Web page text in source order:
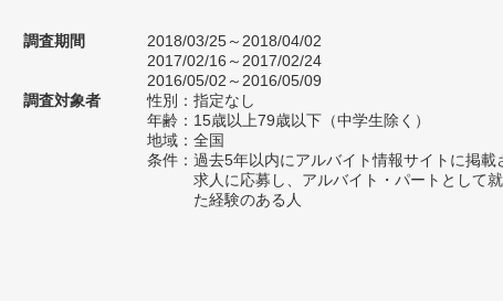
調査期間
2018/03/25～2018/04/02
2017/02/16～2017/02/24
2016/05/02～2016/05/09
調査対象者
性別：指定なし
年齢：15歳以上79歳以下（中学生除く）
地域：全国
条件：過去5年以内にアルバイト情報サイトに掲載
求人に応募し、アルバイト・パートとして
た経験のある人